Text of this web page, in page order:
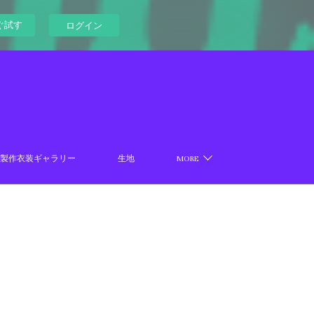
試す ログイン
製作衣装ギャラリー 生地 MORE